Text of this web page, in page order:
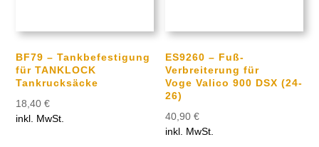
BF79 – Tankbefestigung
für TANKLOCK
Tankrucksäcke
18,40€
inkl. MwSt.
ES9260 – Fuß-
Verbreiterung für
Voge Valico 900 DSX (24-
26)
40,90€
inkl. MwSt.